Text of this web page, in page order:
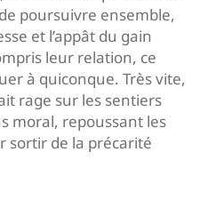
poursuivre ensemble,
et l’appât du gain
leur relation, ce
à quiconque. Très vite,
rage sur les sentiers
moral, repoussant les
sortir de la précarité